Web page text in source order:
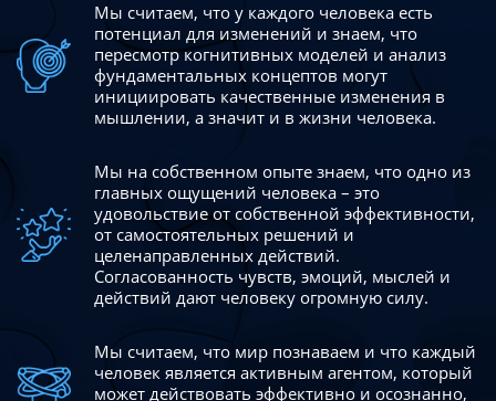
Мы считаем, что у каждого человека есть
потенциал для изменений и знаем, что
пересмотр когнитивных моделей и анализ
фундаментальных концептов могут
инициировать качественные изменения в
мышлении, а значит и в жизни человека.
Мы на собственном опыте знаем, что одно из
главных ощущений человека – это
удовольствие от собственной эффективности,
от самостоятельных решений и
целенаправленных действий.
Согласованность чувств, эмоций, мыслей и
действий дают человеку огромную силу.
Мы считаем, что мир познаваем и что каждый
человек является активным агентом, который
может действовать эффективно и осознанно,